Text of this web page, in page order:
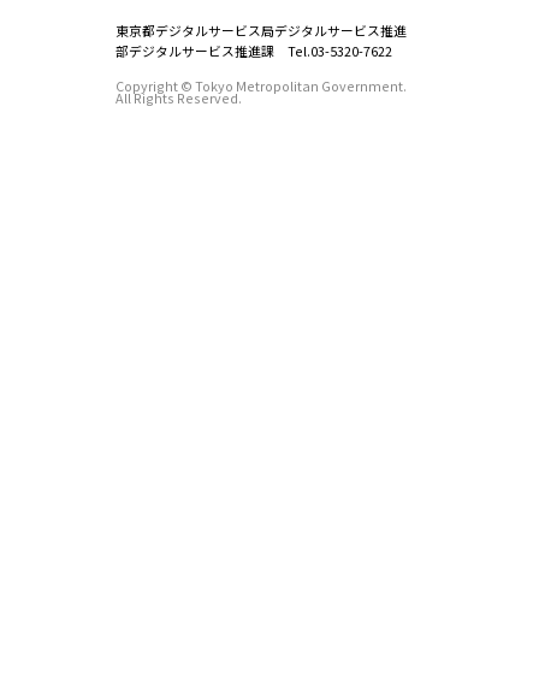
東京都デジタルサービス局デジタルサービス推進
部デジタルサービス推進課 Tel.03-5320-7622
Copyright © Tokyo Metropolitan Government.
All Rights Reserved.